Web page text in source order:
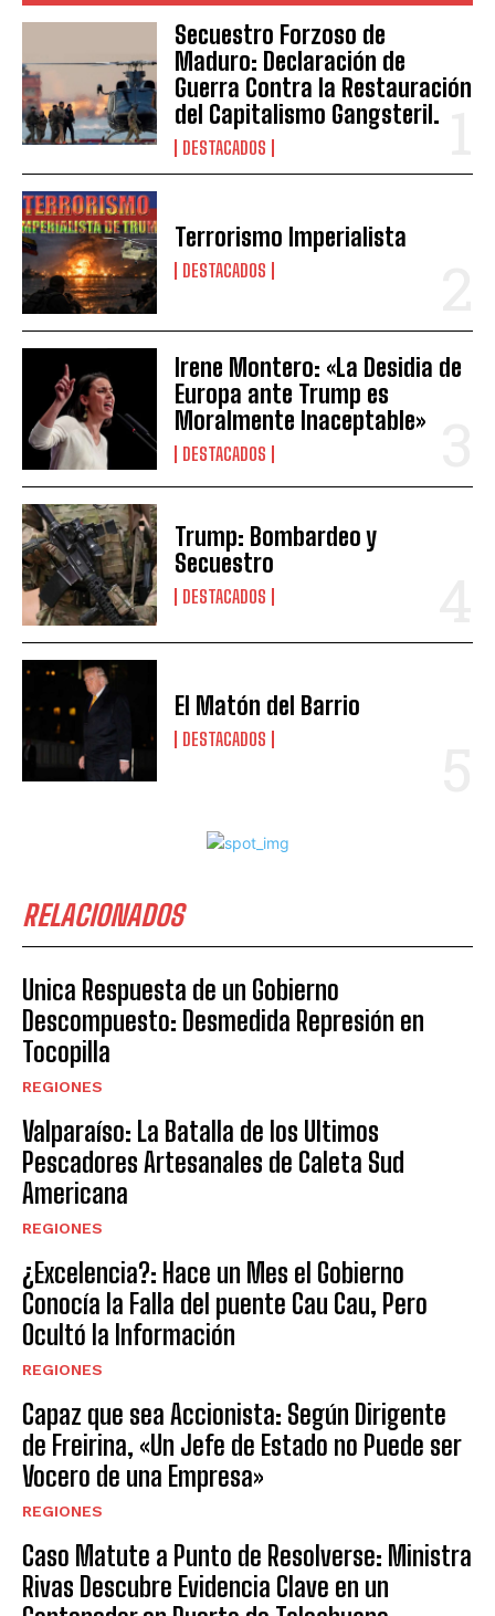
Secuestro Forzoso de
Maduro: Declaración de
Guerra Contra la Restauración
del Capitalismo Gangsteril.
DESTACADOS
Terrorismo Imperialista
DESTACADOS
Irene Montero: «La Desidia de
Europa ante Trump es
Moralmente Inaceptable»
DESTACADOS
Trump: Bombardeo y
Secuestro
DESTACADOS
El Matón del Barrio
DESTACADOS
RELACIONADOS
Unica Respuesta de un Gobierno
Descompuesto: Desmedida Represión en
Tocopilla
REGIONES
Valparaíso: La Batalla de los Ultimos
Pescadores Artesanales de Caleta Sud
Americana
REGIONES
¿Excelencia?: Hace un Mes el Gobierno
Conocía la Falla del puente Cau Cau, Pero
Ocultó la Información
REGIONES
Capaz que sea Accionista: Según Dirigente
de Freirina, «Un Jefe de Estado no Puede ser
Vocero de una Empresa»
REGIONES
Caso Matute a Punto de Resolverse: Ministra
Rivas Descubre Evidencia Clave en un